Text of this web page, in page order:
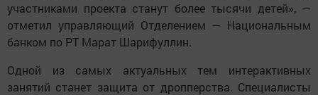
участниками проекта станут более тысячи детей», —
отметил управляющий Отделением — Национальным
банком по РТ Марат Шарифуллин.
Одной из самых актуальных тем интерактивных
занятий станет защита от дропперства. Специалисты